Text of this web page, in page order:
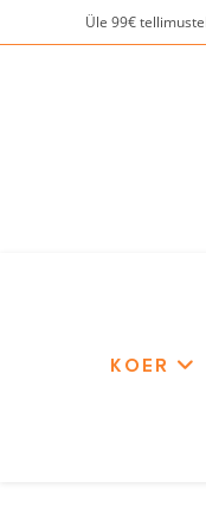
to
Üle 99€
KOER